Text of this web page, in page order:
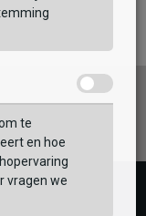
om de
te
en hoe
vragen we